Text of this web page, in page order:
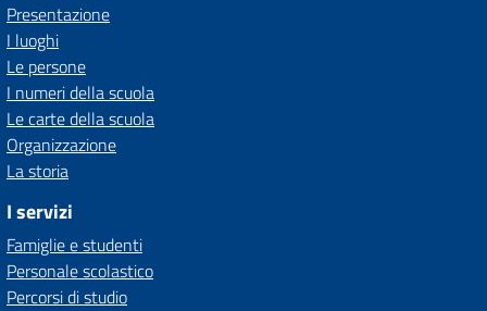
Presentazione
I luoghi
Le persone
I numeri della scuola
Le carte della scuola
Organizzazione
La storia
I servizi
Famiglie e studenti
Personale scolastico
Percorsi di studio